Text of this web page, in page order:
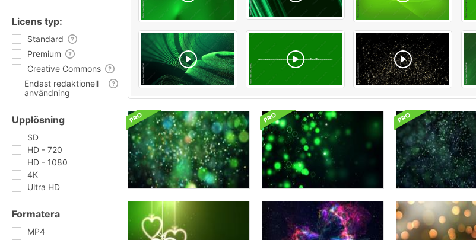
Licens typ:
Standard
Premium
Creative Commons
Endast redaktionell
användning
Upplösning
SD
HD - 720
HD - 1080
4K
Ultra HD
Formatera
MP4